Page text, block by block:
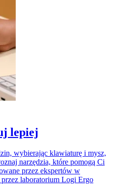
lepiej
wybierając klawiaturę i mysz,
narzędzia, które pomogą Ci
przez ekspertów w
laboratorium Logi Ergo